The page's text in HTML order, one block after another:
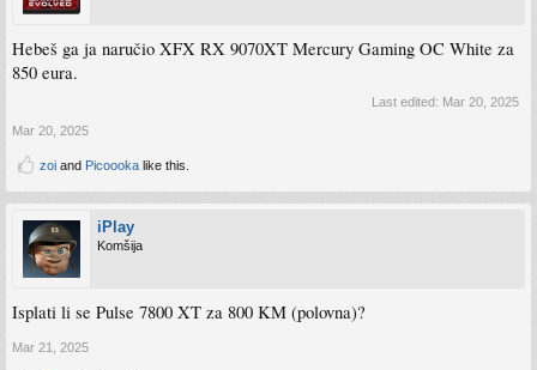
Hebeš ga ja naručio XFX RX 9070XT Mercury Gaming OC White za
850 eura.
Last edited: Mar 20, 2025
Mar 20, 2025
zoi and Picoooka like this.
iPlay
Komšija
Isplati li se Pulse 7800 XT za 800 KM (polovna)?
Mar 21, 2025